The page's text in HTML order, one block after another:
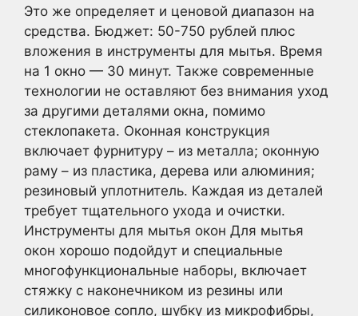
Это же определяет и ценовой диапазон на
средства. Бюджет: 50-750 рублей плюс
вложения в инструменты для мытья. Время
на 1 окно — 30 минут. Также современные
технологии не оставляют без внимания уход
за другими деталями окна, помимо
стеклопакета. Оконная конструкция
включает фурнитуру – из металла; оконную
раму – из пластика, дерева или алюминия;
резиновый уплотнитель. Каждая из деталей
требует тщательного ухода и очистки.
Инструменты для мытья окон Для мытья
окон хорошо подойдут и специальные
многофункциональные наборы, включает
стяжку с наконечником из резины или
силиконовое сопло, шубку из микрофибры,